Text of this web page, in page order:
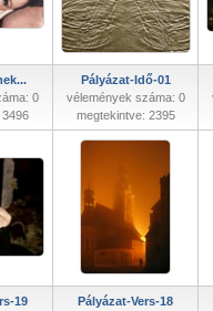
0
Pályázat-Idő-01
vélemények száma: 0
megtekintve: 2395
19
Pályázat-Vers-18